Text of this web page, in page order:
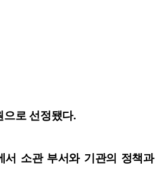
으로 선정됐다.
서 소관 부서와 기관의 정책과